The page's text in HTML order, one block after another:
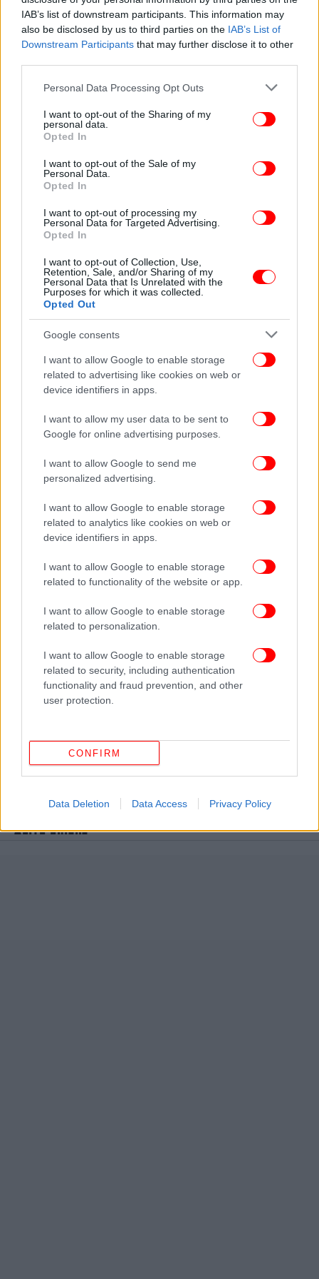
IAB’s list of downstream participants. This information may
also be disclosed by us to third parties on the IAB’s List of
Downstream Participants that may further disclose it to other
Please note that this website/app uses one or more Google
not limited to your visit or usage behaviour. You may click to
grant or deny consent to Google and its third-party tags to
use your data for below specified purposes in below Google
consent section.
Personal Data Processing Opt Outs
I want to opt-out of the Sharing of my
personal data.
Opted In
I want to opt-out of the Sale of my
Personal Data.
Opted In
I want to opt-out of processing my
Personal Data for Targeted Advertising.
Opted In
I want to opt-out of Collection, Use,
Retention, Sale, and/or Sharing of my
Personal Data that Is Unrelated with the
Purposes for which it was collected.
Opted Out
Google consents
I want to allow Google to enable storage
related to advertising like cookies on web or
device identifiers in apps.
I want to allow my user data to be sent to
Google for online advertising purposes.
I want to allow Google to send me
personalized advertising.
I want to allow Google to enable storage
related to analytics like cookies on web or
device identifiers in apps.
I want to allow Google to enable storage
related to functionality of the website or app.
I want to allow Google to enable storage
related to personalization.
I want to allow Google to enable storage
related to security, including authentication
functionality and fraud prevention, and other
user protection.
CONFIRM
Data Deletion Data Access Privacy Policy
χώρους του 51ου φεστιβάλ ΚΝΕ- Οδηγητή, ότι από
τις πρώτες μέρες της νέας σχολικής χρονιάς, το
κάλεσμα της ΚΝΕ έχει πλατιά απήχηση, ειδικά στα
«Τέτοιες ενέργειες, που μόνο στόχο έχουν να
τρομοκρατήσουν και να φοβίσουν το λαό και τη
νεολαία, έχει αποδειχτεί ξανά και ξανά, ότι θα
πέσουν στο κενό» υπογραμμίζεται, μεταξύ άλλων,
στην ανακοίνωση της Οργάνωσης Περιοχής
Κεντρικής Μακεδονίας της ΚΝΕ.
Ακολουθήστε το στο Google News
και μάθετε
πρώτοι όλες τις ειδήσεις
Δείτε όλες τις τελευταίεςΕιδήσειςαπό την Ελλάδα και τον Κόσμο,
ΔΙΑΒΑΣΤΕ ΠΕΡΙΣΣΟΤΕΡΑ
ΔΕΙΤΕ ΕΠΙΣΗΣ